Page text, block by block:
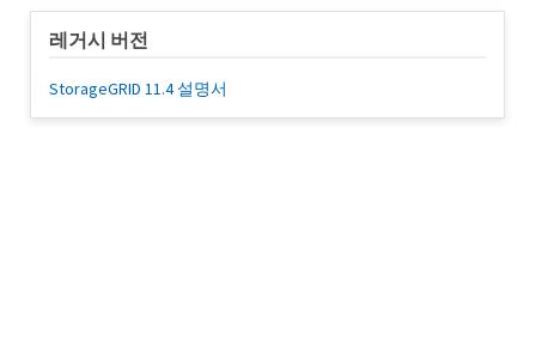
레거시 버전
StorageGRID 11.4 설명서